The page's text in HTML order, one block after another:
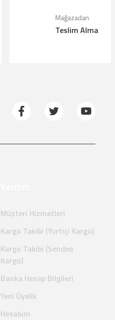
Mağazadan
Teslim Alma
Müşteri Hizmetleri
Kargo Takibi (Yurtiçi Kargo)
Kargo Takibi (Sendeo
Kargo)
Banka Hesap Bilgileri
Yeni Üyelik
Hesabım